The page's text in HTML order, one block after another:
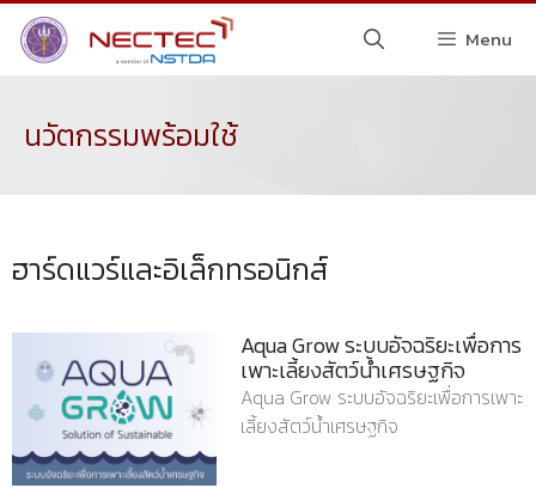
Menu
นวัตกรรมพร้อมใช้
ฮาร์ดแวร์และอิเล็กทรอนิกส์
Aqua Grow ระบบอัจฉริยะเพื่อการ
เพาะเลี้ยงสัตว์น้ำเศรษฐกิจ
Aqua Grow ระบบอัจฉริยะเพื่อการเพาะ
เลี้ยงสัตว์น้ำเศรษฐกิจ